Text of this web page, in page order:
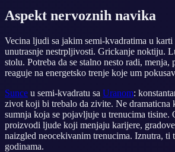
Aspekt nervoznih navika
Vecina ljudi sa jakim semi-kvadratima u
unutrasnje nestrpljivosti. Grickanje noktiju.
stolu. Potreba da se stalno nesto radi, menja,
reaguje na energetsko trenje koje um
Sunce u semi-kvadratu sa Uranom:
zivot koji bi trebalo da zivite. Ne dramaticna
sumnja koja se pojavljuje u trenucima tisine.
proizvodi ljude koji menjaju karijere,
naizgled neocekivanim trenucima. Iznutra, ti
godinama.